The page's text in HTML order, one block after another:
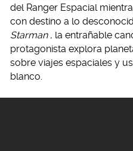
del Ranger Espacial
con destino a lo
Starman , la entrañable
protagonista explora
sobre viajes espaciales y
blanco.